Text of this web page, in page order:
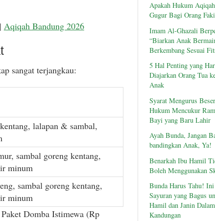
Aqiqah Bandung 2026
sangat terjangkau:
lalapan & sambal,
sambal goreng kentang,
minum
sambal goreng kentang,
minum
Domba Istimewa (Rp
Apakah Hukum
Gugur Bagi Orang
Imam Al-Ghazali
“Biarkan Anak
Berkembang Sesuai
5 Hal Penting yang
Diajarkan Orang Tua
Anak
Syarat Mengurus
Hukum Mencukur
Bayi yang Baru Lahir
Ayah Bunda, Jangan
bandingkan Anak, Ya!
Benarkah Ibu Hamil
Boleh Menggunakan
Bunda Harus Tahu! Ini
Sayuran yang Bagus
Hamil dan Janin Dalam
Kandungan